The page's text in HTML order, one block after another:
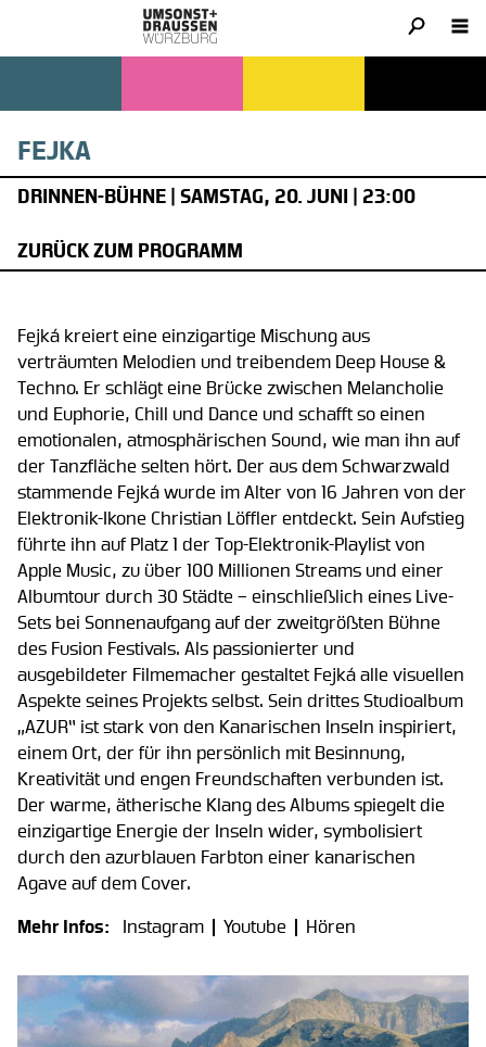
FEJKA
DRINNEN-BÜHNE | SAMSTAG, 20. JUNI | 23:00
ZURÜCK ZUM PROGRAMM
Fejká kreiert eine einzigartige Mischung aus
verträumten Melodien und treibendem Deep House &
Techno. Er schlägt eine Brücke zwischen Melancholie
und Euphorie, Chill und Dance und schafft so einen
emotionalen, atmosphärischen Sound, wie man ihn auf
der Tanzfläche selten hört. Der aus dem Schwarzwald
stammende Fejká wurde im Alter von 16 Jahren von der
Elektronik-Ikone Christian Löffler entdeckt. Sein Aufstieg
führte ihn auf Platz 1 der Top-Elektronik-Playlist von
Apple Music, zu über 100 Millionen Streams und einer
Albumtour durch 30 Städte – einschließlich eines Live-
Sets bei Sonnenaufgang auf der zweitgrößten Bühne
des Fusion Festivals. Als passionierter und
ausgebildeter Filmemacher gestaltet Fejká alle visuellen
Aspekte seines Projekts selbst. Sein drittes Studioalbum
„AZUR“ ist stark von den Kanarischen Inseln inspiriert,
einem Ort, der für ihn persönlich mit Besinnung,
Kreativität und engen Freundschaften verbunden ist.
Der warme, ätherische Klang des Albums spiegelt die
einzigartige Energie der Inseln wider, symbolisiert
durch den azurblauen Farbton einer kanarischen
Agave auf dem Cover.
Mehr Infos: Instagram Youtube Hören